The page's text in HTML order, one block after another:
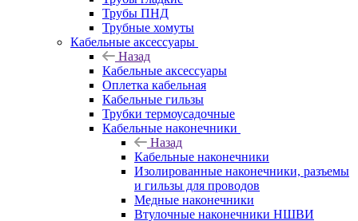
Трубы ПНД
Трубные хомуты
Кабельные аксессуары
Назад
Кабельные аксессуары
Оплетка кабельная
Кабельные гильзы
Трубки термоусадочные
Кабельные наконечники
Назад
Кабельные наконечники
Изолированные наконечники, разъемы
и гильзы для проводов
Медные наконечники
Втулочные наконечники НШВИ